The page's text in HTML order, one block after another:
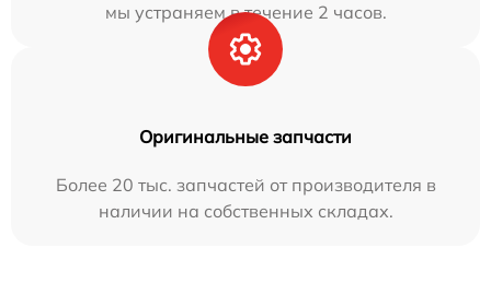
мы устраняем в течение 2 часов.
Оригинальные запчасти
Более 20 тыс. запчастей от производителя в
наличии на собственных складах.